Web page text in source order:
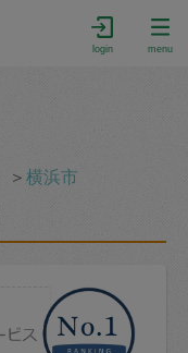
login menu
＞横浜市